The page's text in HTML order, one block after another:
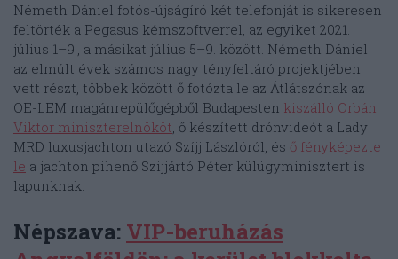
Németh Dániel fotós-újságíró két telefonját is sikeresen
feltörték a Pegasus kémszoftverrel, az egyiket 2021.
július 1–9., a másikat július 5–9. között. Németh Dániel
az elmúlt évek számos nagy tényfeltáró projektjében
vett részt, többek között ő fotózta le az Átlátszónak az
OE-LEM magánrepülőgépből Budapesten kiszálló Orbán
Viktor miniszterelnököt, ő készített drónvideót a Lady
MRD luxusjachton utazó Szíjj Lászlóról, és ő fényképezte
le a jachton pihenő Szijjártó Péter külügyminisztert is
lapunknak.
Népszava: VIP-beruházás